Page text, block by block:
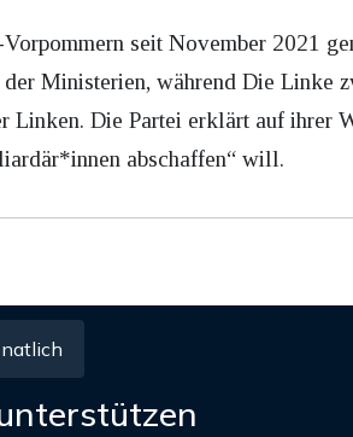
seit November 2021
Ministerien, während Die Linke
Linken. Die Partei erklärt auf ihrer
abschaffen“ will.